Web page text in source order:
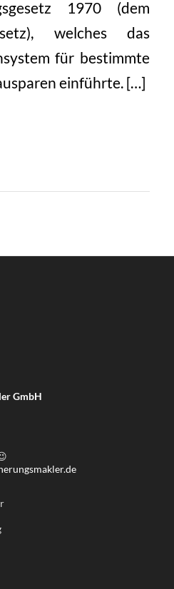
1970 (dem
welches das
für bestimmte
einführte. […]
GmbH